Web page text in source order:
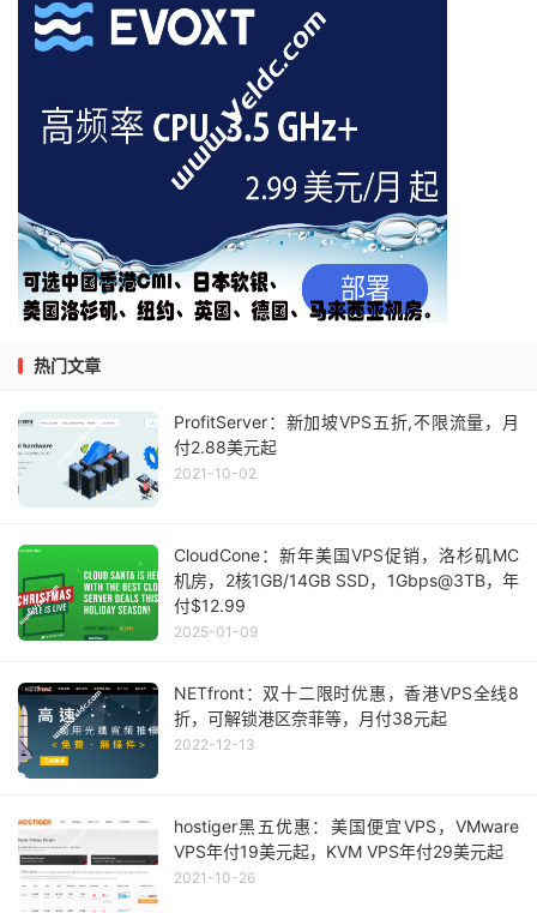
热门文章
ProfitServer：新加坡VPS五折,不限流量，月
付2.88美元起
2021-10-02
CloudCone：新年美国VPS促销，洛杉矶MC
机房，2核1GB/14GB SSD，1Gbps@3TB，年
付$12.99
2025-01-09
NETfront：双十二限时优惠，香港VPS全线8
折，可解锁港区奈菲等，月付38元起
2022-12-13
hostiger黑五优惠：美国便宜VPS，VMware
VPS年付19美元起，KVM VPS年付29美元起
2021-10-26